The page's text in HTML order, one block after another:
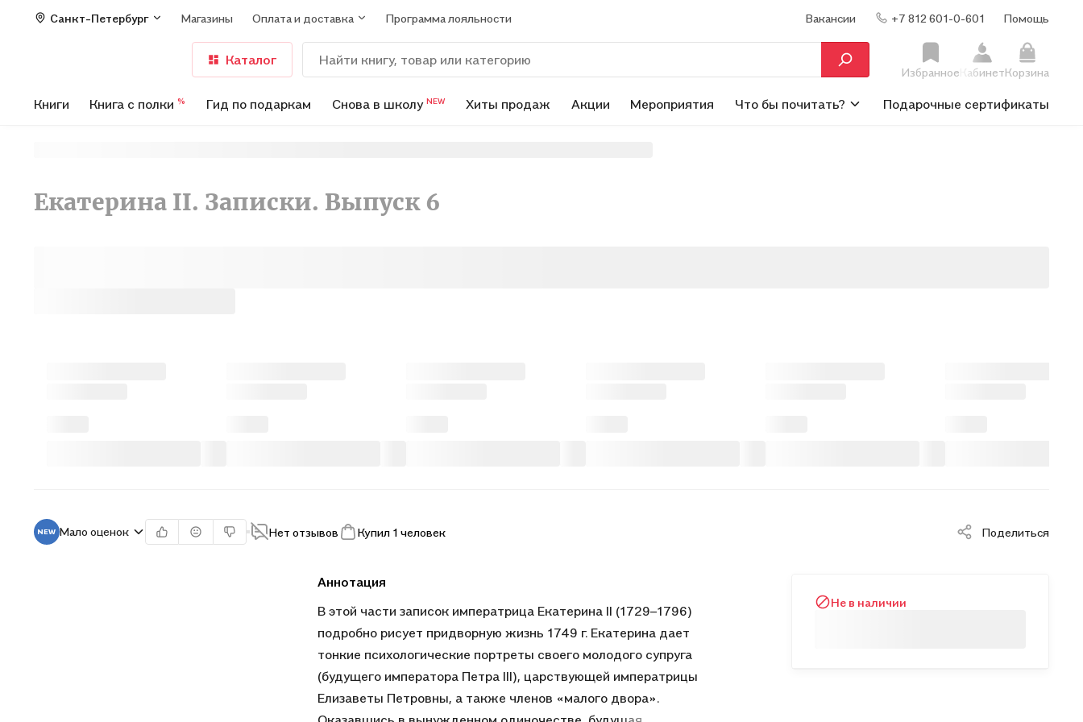
Санкт-Петербург Магазины Оплата и доставка Программа лояльности Вакансии +7 812 601-0-601 Помощь
Каталог
Избранное КабинетКорзина
Книги Книга с полки % Гид по подаркам Снова в школу NEW Хиты продаж Акции Мероприятия Что бы почитать? Подарочные сертификаты
Екатерина II. Записки. Выпуск 6
Мало оценок Нет отзывов Купил 1 человек Поделиться
Аннотация
В этой части записок императрица Екатерина II (1729–1796)
подробно рисует придворную жизнь 1749 г. Екатерина дает
тонкие психологические портреты своего молодого супруга
(будущего императора Петра III), царствующей императрицы
Елизаветы Петровны, а также членов «малого двора».
Не в наличии